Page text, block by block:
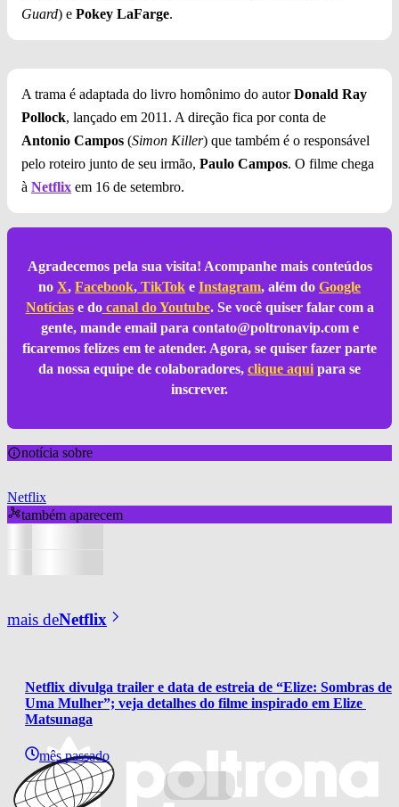
Guard) e Pokey LaFarge.
A trama é adaptada do livro homônimo do autorDonald Ray
Pollock, lançado em 2011. A direção fica por conta de
Antonio Campos (Simon Killer) que também é o responsável
pelo roteiro junto de seu irmão, Paulo Campos. O filme chega
à Netflix em 16 de setembro.
Agradecemos pela sua visita! Acompanhe mais conteúdos
no X, Facebook, TikTok e Instagram, além do Google
Notíciase docanal do Youtube. Se você quiser falar com a
gente, mande email para contato@poltronavip.come
ficaremos felizes em te atender. Agora, se quiser fazer parte
da nossa equipe de colaboradores, clique aqui para se
inscrever.
notícia sobre
Netflix
também aparecem
mais deNetflix
Netflix divulga trailer e data de estreia de “Elize: Sombras de
Uma Mulher”; veja detalhes do filme inspirado em Elize
Matsunaga
mês passado